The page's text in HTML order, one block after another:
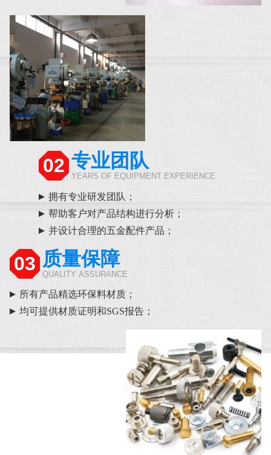
02 专业团队
YEARS OF EQUIPMENT EXPERIENCE
拥有专业研发团队；
帮助客户对产品结构进行分析；
并设计合理的五金配件产品；
03 质量保障
QUALITY ASSURANCE
所有产品精选环保料材质；
均可提供材质证明和SGS报告；